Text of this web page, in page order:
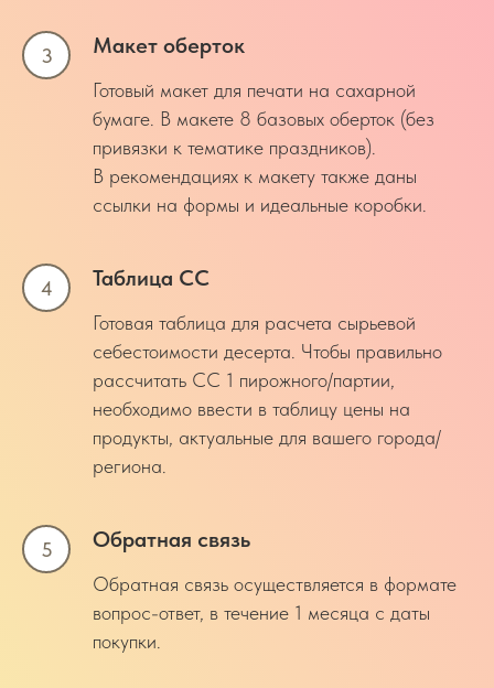
Макет оберток
Готовый макет для печати на сахарной
бумаге. В макете 8 базовых оберток (без
привязки к тематике праздников).
В рекомендациях к макету также даны
ссылки на формы и идеальные коробки.
Таблица СС
Готовая таблица для расчета сырьевой
себестоимости десерта. Чтобы правильно
рассчитать СС 1 пирожного/партии,
необходимо ввести в таблицу цены на
продукты, актуальные для вашего города/
региона.
Обратная связь
Обратная связь осуществляется в формате
вопрос-ответ, в течение 1 месяца с даты
покупки.